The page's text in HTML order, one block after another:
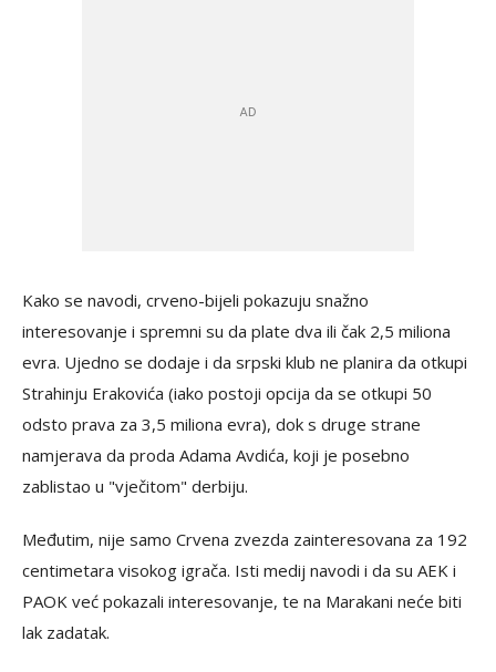
Kako se navodi, crveno-bijeli pokazuju snažno
interesovanje i spremni su da plate dva ili čak 2,5 miliona
evra. Ujedno se dodaje i da srpski klub ne planira da otkupi
Strahinju Erakovića (iako postoji opcija da se otkupi 50
odsto prava za 3,5 miliona evra), dok s druge strane
namjerava da proda Adama Avdića, koji je posebno
zablistao u "vječitom" derbiju.
Međutim, nije samo Crvena zvezda zainteresovana za 192
centimetara visokog igrača. Isti medij navodi i da su AEK i
PAOK već pokazali interesovanje, te na Marakani neće biti
lak zadatak.